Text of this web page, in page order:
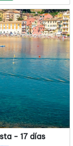
- 17 días